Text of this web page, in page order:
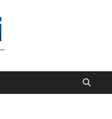
support students and